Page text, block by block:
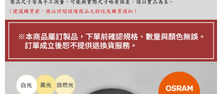
【注意事項】
１．透過由恩沛科技股份有限公司提供之「AFTEE先享後付」服務完成之交
易，需依本服務之必要範圍內提供個人資料，並將交易相關給付款項請求債
２．關於個人資料處理事宜，請瀏覽以下網址：
https://aftee.tw/terms/#terms3
「AFTEE先享後付」，若未經同意申辦者引起之損失，本公司不負相關責
４．使用「AFTEE先享後付」時，將依據個別帳號之用戶狀況，依本公司即
時審查核予不同之上限額度；若仍有額度不足之情形，本公司將視審查結果